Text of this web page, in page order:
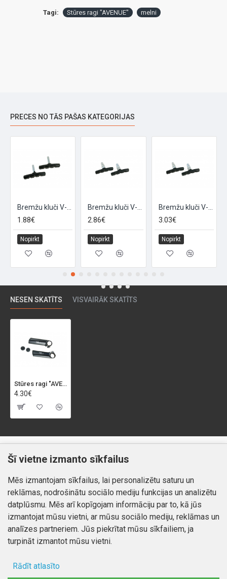
Tagi: Stūres ragi "AVENUE" melni
PRECES NO TĀS PAŠAS KATEGORIJAS
1.88€
Nopirkt
2.86€
Nopirkt
3.03€
Nopirkt
NESEN SKATĪTS VISVAIRĀK SKATĪTS
Stūres ragi "AVENUE", melni
4.30€
Klientiem
Kontakti
Preču atgriešana
Mans profils
Mans profils
Pasūtījumi
Piegāde un apmaksa
Atteikuma tiesības
Privātuma politika
Kontakti
Autortiesības © 2026, www.autobode.lv, Visas tiesības
Šī vietne izmanto sīkfailus
Mēs izmantojam sīkfailus, lai personalizētu saturu un
reklāmas, nodrošinātu sociālo mediju funkcijas un analizētu
datplūsmu. Mēs arī kopīgojam informāciju par to, kā jūs
izmantojat mūsu vietni, ar mūsu sociālo mediju, reklāmas un
analīzes partneriem. Jūs piekrītat mūsu sīkfailiem, ja
turpināt izmantot mūsu vietni.
Rādīt atlasīto